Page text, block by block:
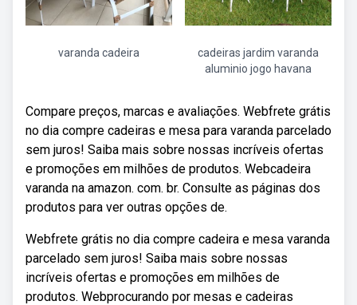
varanda cadeira
cadeiras jardim varanda
aluminio jogo havana
Compare preços, marcas e avaliações. Webfrete grátis
no dia compre cadeiras e mesa para varanda parcelado
sem juros! Saiba mais sobre nossas incríveis ofertas
e promoções em milhões de produtos. Webcadeira
varanda na amazon. com. br. Consulte as páginas dos
produtos para ver outras opções de.
Webfrete grátis no dia compre cadeira e mesa varanda
parcelado sem juros! Saiba mais sobre nossas
incríveis ofertas e promoções em milhões de
produtos. Webprocurando por mesas e cadeiras